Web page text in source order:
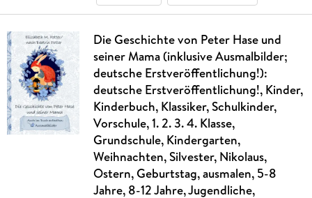
Die Geschichte von Peter Hase und
seiner Mama (inklusive Ausmalbilder;
deutsche Erstveröffentlichung!):
deutsche Erstveröffentlichung!, Kinder,
Kinderbuch, Klassiker, Schulkinder,
Vorschule, 1. 2. 3. 4. Klasse,
Grundschule, Kindergarten,
Weihnachten, Silvester, Nikolaus,
Ostern, Geburtstag, ausmalen, 5-8
Jahre, 8-12 Jahre, Jugendliche,